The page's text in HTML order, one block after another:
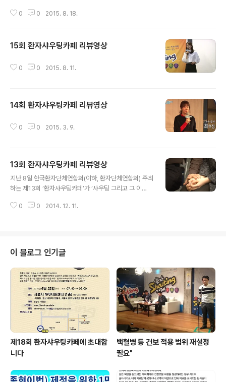
만 해주었더라도 딸은 사망하지 않았을 거라며 “야간 당직
중생(당시 1학년)의 속옷을 벗기고 손을 넣어 추행 했지만
다. 피해 여중생의 샤우팅이 있었습니다. ‘환자Shouting
0 0 2015. 8. 18.
15회 환자샤우팅카페 리뷰영상
0 0 2015. 8. 11.
14회 환자샤우팅카페 리뷰영상
0 0 2015. 3. 9.
13회 환자샤우팅카페 리뷰영상
지난 8일 한국환자단체연합회(이하, 환자단체연합회) 주최
하는 제13회 ‘환자샤우팅카페’가 ‘샤우팅 그리고 그 이
27일 제1회 ‘환자샤우팅카페’를 시작한지 이제 약 2년 반.
음을 어루만질 수 있었다.
0 0 2014. 12. 11.
이 블로그 인기글
제18회 환자샤우팅카페에 초대합
니다
백혈병 등 건보 적용 범위 재설정
필요"